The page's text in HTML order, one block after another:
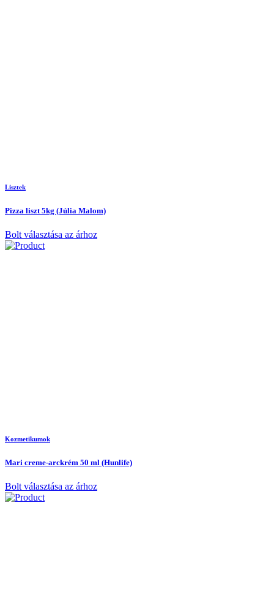
Lisztek
Pizza liszt 5kg (Júlia Malom)
Bolt választása az árhoz
Kozmetikumok
Mari creme-arckrém 50 ml (Hunlife)
Bolt választása az árhoz